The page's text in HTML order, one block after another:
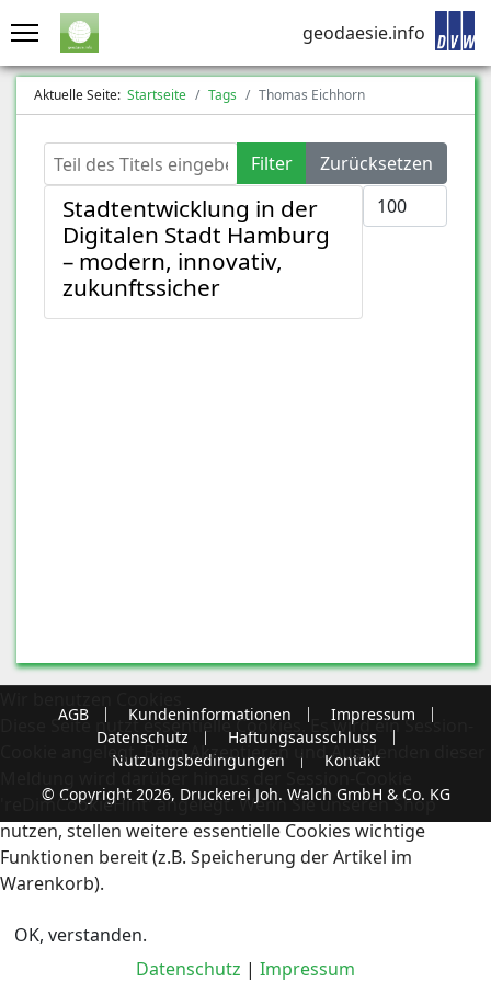
geodaesie.info
Aktuelle Seite: Startseite Tags Thomas Eichhorn
Teil des Titels eingeben Filter
Zurücksetzen
Anzeige #
Stadtentwicklung in der
Digitalen Stadt Hamburg
– modern, innovativ,
zukunftssicher
AGB Kundeninformationen
Impressum
Datenschutz
Haftungsausschluss
Nutzungsbedingungen
Kontakt
© Copyright 2026, Druckerei Joh. Walch GmbH & Co. KG
Diese Seite nutzt essentielle Cookies. Es wird ein Session-
Cookie angelegt. Beim Akzeptieren und Ausblenden dieser
Meldung wird darüber hinaus der Session-Cookie
'reDimCookieHint' angelegt. Wenn Sie unseren Shop
nutzen, stellen weitere essentielle Cookies wichtige
Funktionen bereit (z.B. Speicherung der Artikel im
Warenkorb).
OK, verstanden.
Datenschutz | Impressum